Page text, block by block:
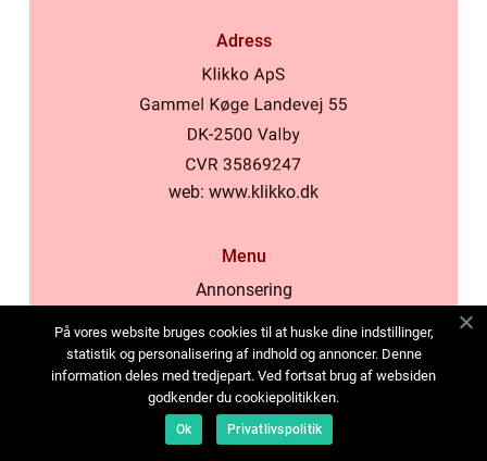
Adress
web: www.klikko.dk
Menu
Annonsering
Cookies
Kontakta oss
Sitemap
På vores website bruges cookies til at huske dine indstillinger,
statistik og personalisering af indhold og annoncer. Denne
information deles med tredjepart. Ved fortsat brug af websiden
godkender du cookiepolitikken.
Ok Privatlivspolitik